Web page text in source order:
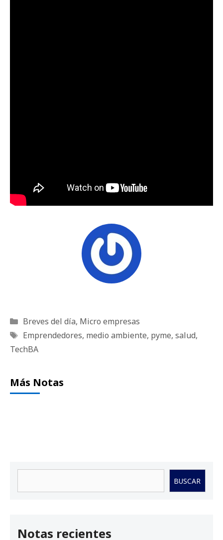
Categorías
Breves del día, Micro empresas
Etiquetas
Emprendedores, medio ambiente, pyme, salud,
TechBA
Más Notas
BUSCAR
Notas recientes